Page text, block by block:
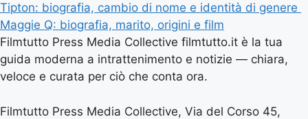
Tipton: biografia, cambio di nome e identità di genere
Maggie Q: biografia, marito, origini e film
Filmtutto Press Media Collective filmtutto.it è la tua
guida moderna a intrattenimento e notizie — chiara,
veloce e curata per ciò che conta ora.
Filmtutto Press Media Collective, Via del Corso 45,